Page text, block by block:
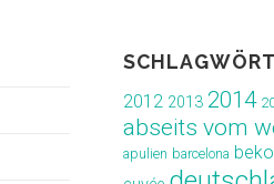
2012 2013 2014
abseits vom
apulien barcelona